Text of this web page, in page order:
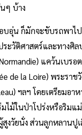
ๆ บ้าง
บอุ่น ก็มักจะขับรถพาไ
ะวัติศาสตร์และทางศิ
แคว้นเบรอ
de la Loire) พระรา
ฯลฯ โดยเตรียมอา
ไม้ในป่าโปร่งหรือริมแ
สูงวัยนั่ง ส่วนลูกหลาน